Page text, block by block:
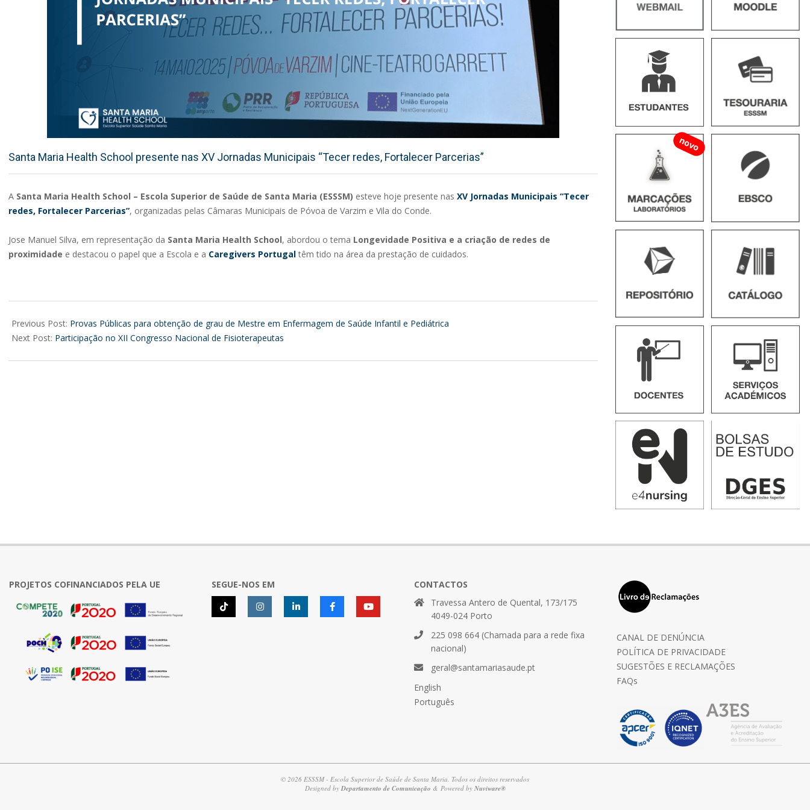
Santa Maria Health School presente nas XV Jornadas Municipais “Tecer redes, Fortalecer Parcerias”
A Santa Maria Health School – Escola Superior de Saúde de Santa Maria (ESSSM) esteve hoje presente nas XV Jornadas Municipais “Tecer
redes, Fortalecer Parcerias”, organizadas pelas Câmaras Municipais de Póvoa de Varzim e Vila do Conde.
Jose Manuel Silva, em representação da Santa Maria Health School, abordou o tema Longevidade Positiva e a criação de redes de
proximidade e destacou o papel que a Escola e a Caregivers Portugaltêm tido na área da prestação de cuidados.
05-
14
Previous Post: Provas Públicas para obtenção de grau de Mestre em Enfermagem de Saúde Infantil e Pediátrica
Next Post: Participação no XII Congresso Nacional de Fisioterapeutas
novo
PROJETOS COFINANCIADOS PELA UE SEGUE-NOS EM
CONTACTOS
Travessa Antero de Quental, 173/175
4049-024 Porto
225 098 664 (Chamada para a rede fixa
nacional)
geral@santamariasaude.pt
English
Português
CANAL DE DENÚNCIA
POLÍTICA DE PRIVACIDADE
SUGESTÕES E RECLAMAÇÕES
FAQs
© 2026 ESSSM - Escola Superior de Saúde de Santa Maria. Todos os direitos reservados
Designed by Departamento de Comunicação & Powered by Nuviware®